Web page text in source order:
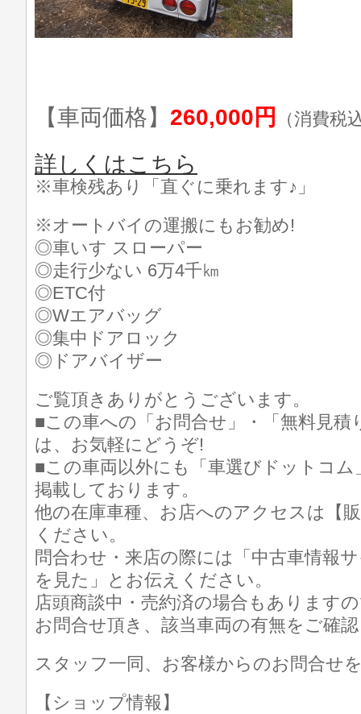
【車両価格】 260,000円 （消費税
詳しくはこちら
※車検残あり「直ぐに乗れます♪」
※オートバイの運搬にもお勧め!
◎車いす スローパー
◎走行少ない 6万4千㎞
◎ETC付
◎Wエアバッグ
◎集中ドアロック
◎ドアバイザー
ご覧頂きありがとうございます。
■この車への「お問合せ」・「無料見積
は、お気軽にどうぞ!
■この車両以外にも「車選びドットコ
掲載しております。
他の在庫車種、お店へのアクセスは【
ください。
問合わせ・来店の際には「中古車情報
を見た」とお伝えください。
店頭商談中・売約済の場合もあります
お問合せ頂き、該当車両の有無をご確
スタッフ一同、お客様からのお問合せ
【ショップ情報】